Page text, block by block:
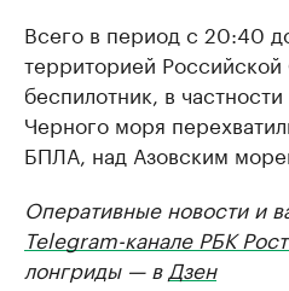
Всего в период с 20:40
территорией
беспилотник, в
Черного моря
БПЛА, над Азовским
Оперативные новости и
Telegram-канале РБК
лонгриды — в Дзен